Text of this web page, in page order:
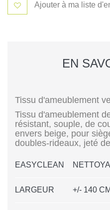
Ajouter à ma liste
EN
Tissu d'ameublement
Tissu d'ameublement
résistant, souple, de
envers beige, pour
doubles-rideaux, jeté
EASYCLEAN
LARGEUR +/- 140 CM